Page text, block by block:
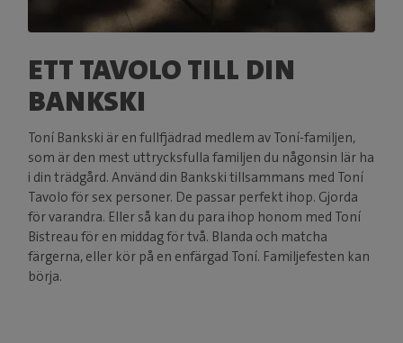
ETT TAVOLO TILL DIN
BANKSKI
Toní Bankski är en fullfjädrad medlem av Toní-familjen,
som är den mest uttrycksfulla familjen du någonsin lär ha
i din trädgård. Använd din Bankski tillsammans med Toní
Tavolo för sex personer. De passar perfekt ihop. Gjorda
för varandra. Eller så kan du para ihop honom med Toní
Bistreau för en middag för två. Blanda och matcha
färgerna, eller kör på en enfärgad Toní. Familjefesten kan
börja.